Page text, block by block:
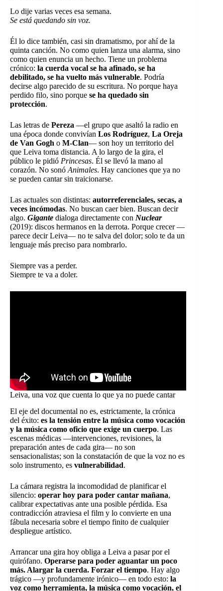
Lo dije varias veces esa semana.
Se está quedando sin voz.
Él lo dice también, casi sin dramatismo, por ahí de la
quinta canción. No como quien lanza una alarma, sino
como quien enuncia un hecho. Tiene un problema
crónico: la cuerda vocal se ha afinado, se ha
debilitado, se ha vuelto más vulnerable. Podría
decirse algo parecido de su escritura. No porque haya
perdido filo, sino porque se ha quedado sin
protección.
Las letras de Pereza —el grupo que asaltó la radio en
una época donde convivían Los Rodríguez, La Oreja
de Van Gogh o M-Clan— son hoy un territorio del
que Leiva toma distancia. A lo largo de la gira, el
público le pidió Princesas. Él se llevó la mano al
corazón. No sonó Animales. Hay canciones que ya no
se pueden cantar sin traicionarse.
Las actuales son distintas: autorreferenciales, secas, a
veces incómodas. No buscan caer bien. Buscan decir
algo. Gigante dialoga directamente con Nuclear
(2019): discos hermanos en la derrota. Porque crecer —
parece decir Leiva— no te salva del dolor; solo te da un
lenguaje más preciso para nombrarlo.
Siempre vas a perder.
Siempre te va a doler.
Leiva, una voz que cuenta lo que ya no puede cantar
El eje del documental no es, estrictamente, la crónica
del éxito: es la tensión entre la música como vocación
y la música como oficio que exige un cuerpo. Las
escenas médicas —intervenciones, revisiones, la
preparación antes de cada gira— no son
sensacionalistas; son la constatación de que la voz no es
solo instrumento, es vulnerabilidad.
La cámara registra la incomodidad de planificar el
silencio: operar hoy para poder cantar mañana,
calibrar expectativas ante una posible pérdida. Esa
contradicción atraviesa el film y lo convierte en una
fábula necesaria sobre el tiempo finito de cualquier
despliegue artístico.
Arrancar una gira hoy obliga a Leiva a pasar por el
quirófano. Operarse para poder aguantar un poco
más. Alargar la cuerda. Forzar el tiempo. Hay algo
trágico —y profundamente irónico— en todo esto: la
voz como herramienta, la música como vocación, el